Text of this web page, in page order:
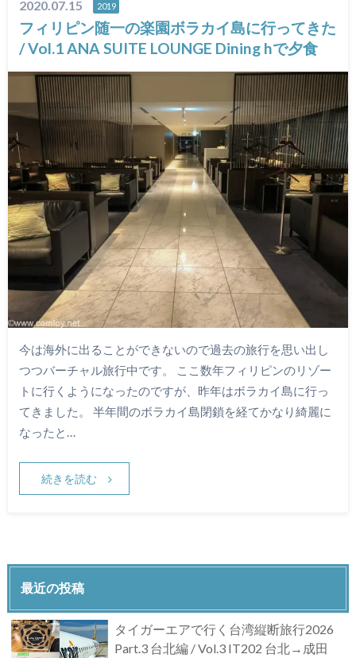
2020.07.15 2019
フィリピン随一の楽園ボラカイ島に行ってきた
/ Vol.1 ANA SUITE LOUNGE Dining hで夕食
今は海外に出ることができないので過去の旅行を思い出し
つつバーチャル旅行中です。 ここ数年フィリピンのリゾー
トに行くようになったのですが、昨年はボラカイ島に行っ
てきました。 半年間のボラカイ島閉鎖を経てかなり綺麗に
なったと…
続きを読む
最近の投稿
タイガーエアで行く台湾縦断旅行2026
Part.3 台北編 / Vol.3 IT202 台北→成田